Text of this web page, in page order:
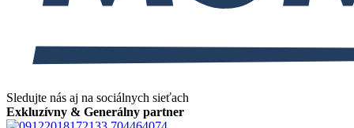
Sledujte nás aj na sociálnych sieťach
Exkluzívny & Generálny partner